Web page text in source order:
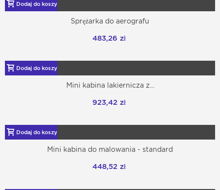
Dodaj do koszyka
Sprężarka do aerografu
483,26 zł
Dodaj do koszyka
Mini kabina lakiernicza z...
923,42 zł
Dodaj do koszyka
Mini kabina do malowania - standard
448,52 zł